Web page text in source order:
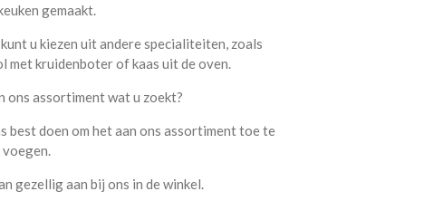
gemaakt.
u kiezen uit andere specialiteiten, zoals
met kruidenboter of kaas uit de oven.
ons assortiment wat u zoekt?
best doen om het aan ons assortiment toe te
voegen.
gezellig aan bij ons in de winkel.